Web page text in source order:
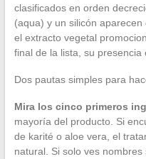
clasificados en orden
(aqua) y un silicón
el extracto vegetal
final de la lista, su presencia
Dos pautas simples para
Mira los cinco primeros
mayoría del producto. Si
de karité o aloe vera, el
natural. Si solo ves nombres